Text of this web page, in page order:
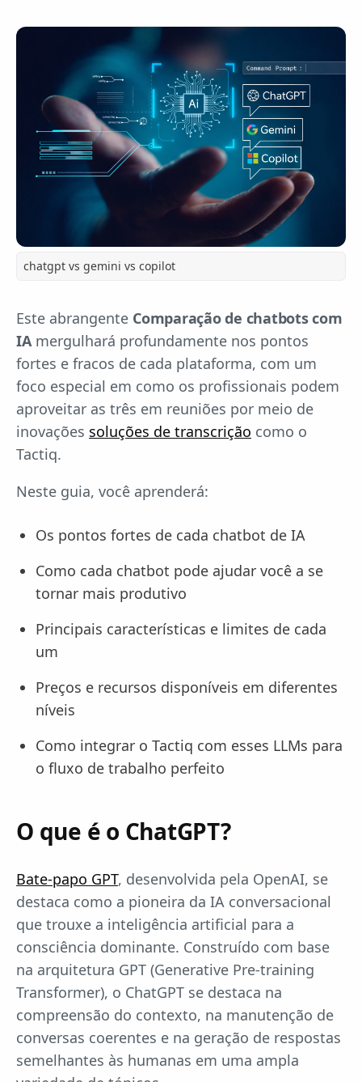
chatgpt vs gemini vs copilot
Este abrangente Comparação de chatbots com
IAmergulhará profundamente nos pontos
fortes e fracos de cada plataforma, com um
foco especial em como os profissionais podem
aproveitar as três em reuniões por meio de
inovações soluções de transcrição como o
Tactiq.
Neste guia, você aprenderá:
Os pontos fortes de cada chatbot de IA
Como cada chatbot pode ajudar você a se
tornar mais produtivo
Principais características e limites de cada
um
Preços e recursos disponíveis em diferentes
níveis
Como integrar o Tactiq com esses LLMs para
o fluxo de trabalho perfeito
O que é o ChatGPT?
Bate-papo GPT, desenvolvida pela OpenAI, se
destaca como a pioneira da IA conversacional
que trouxe a inteligência artificial para a
consciência dominante. Construído com base
na arquitetura GPT (Generative Pre-training
Transformer), o ChatGPT se destaca na
compreensão do contexto, na manutenção de
conversas coerentes e na geração de respostas
semelhantes às humanas em uma ampla